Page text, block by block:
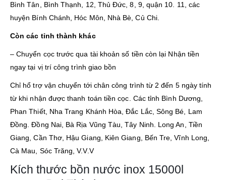
Bình Tân, Bình Thạnh, 12, Thủ Đức, 8, 9, quận 10. 11, các
huyện Bính Chánh, Hóc Môn, Nhà Bè, Củ Chi.
Còn các tỉnh thành khác
– Chuyển cọc trước qua tài khoản số tiền còn lại Nhận tiền
ngay tại vị trí công trình giao bồn
Chỉ hổ trợ vận chuyển tới chân công trình từ 2 đến 5 ngày tính
từ khi nhận được thanh toán tiền cọc. Các tỉnh Bình Dương,
Phan Thiết, Nha Trang Khánh Hòa, Đắc Lắc, Sông Bé, Lam
Đồng. Đồng Nai, Bà Rịa Vũng Tàu, Tây Ninh. Long An, Tiền
Giang, Cần Thơ, Hậu Giang, Kiên Giang, Bến Tre, Vĩnh Long,
Cà Mau, Sóc Trăng, V.V.V
Kích thước bồn nước inox 15000l